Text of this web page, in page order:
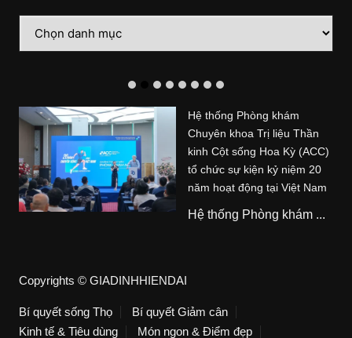
mục
Hệ thống Phòng khám
Chuyên khoa Trị liệu Thần
kinh Cột sống Hoa Kỳ (ACC)
tổ chức sự kiện kỷ niệm 20
năm hoạt động tại Việt Nam
Hệ thống Phòng khám ...
Copyrights © GIADINHHIENDAI
Bí quyết sống Thọ
Bí quyết Giảm cân
Kinh tế & Tiêu dùng
Món ngon & Điểm đẹp